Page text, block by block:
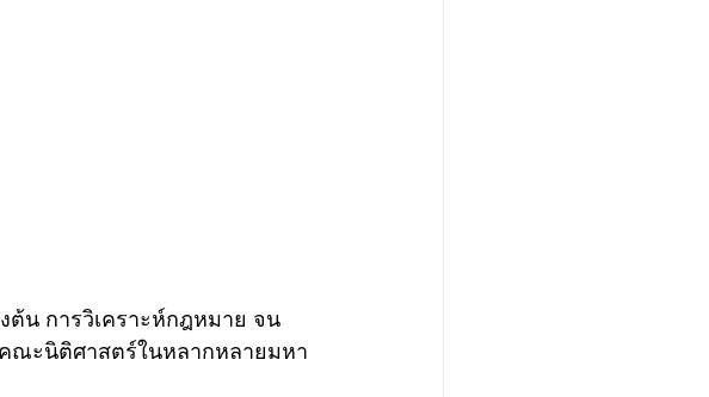
ต้น การวิเคราะห์กฎหมาย จน
ณะนิติศาสตร์ในหลากหลายมหา